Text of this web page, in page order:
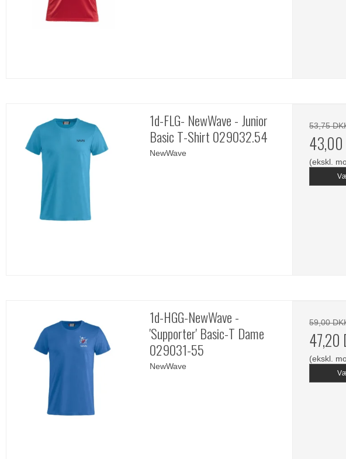
1d-FLG- NewWave - Junior
Basic T-Shirt 029032.54
NewWave
53,75
43,00
(ekskl.
1d-HGG-NewWave -
'Supporter' Basic-T Dame
029031-55
NewWave
59,00
47,20
(ekskl.